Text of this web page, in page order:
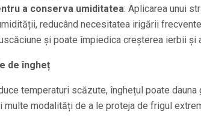
a conserva umiditatea: Aplicarea unui
reducând necesitatea irigării
și poate împiedica creșterea ierbii și
de îngheț
temperaturi scăzute, înghețul poate dauna
modalități de a le proteja de frigul